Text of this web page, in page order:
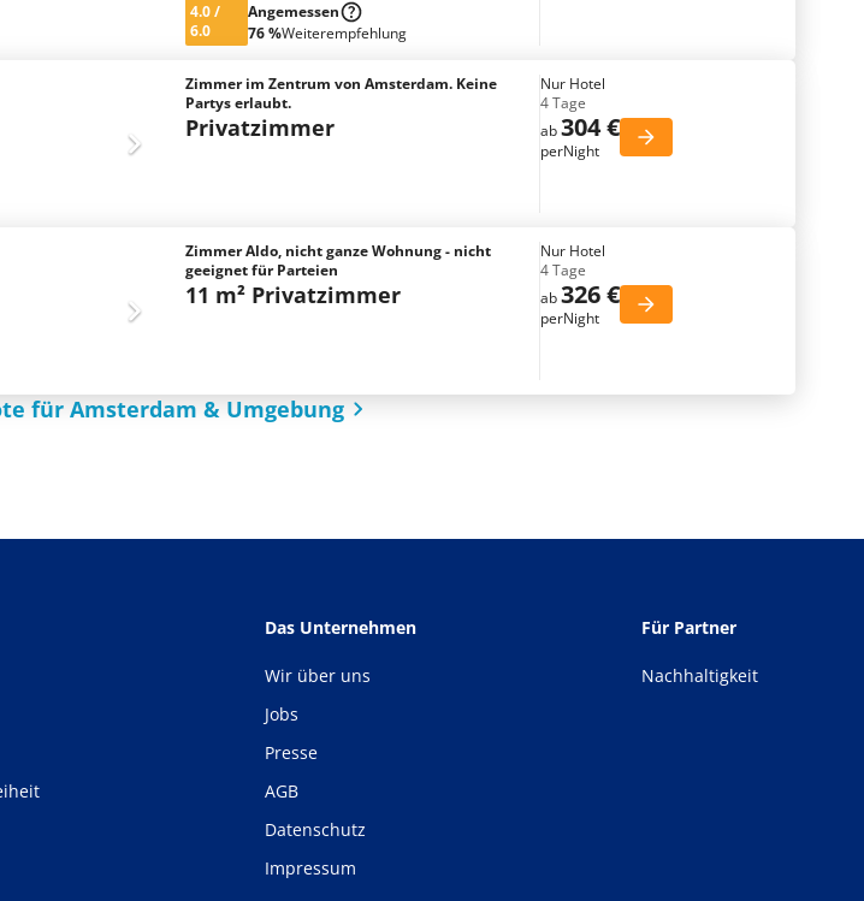
4.0/
6.0
Angemessen
76 %Weiterempfehlung
Zimmer im Zentrum von Amsterdam. Keine
Partys erlaubt.
Privatzimmer
Nur Hotel
4 Tage
ab304 €
perNight
Zimmer Aldo, nicht ganze Wohnung - nicht
geeignet für Parteien
11 m² Privatzimmer
Nur Hotel
4 Tage
ab326 €
perNight
für Amsterdam & Umgebung
Das Unternehmen
Wir über uns
Jobs
Presse
AGB
Datenschutz
Impressum
Für Partner
Nachhaltigkeit